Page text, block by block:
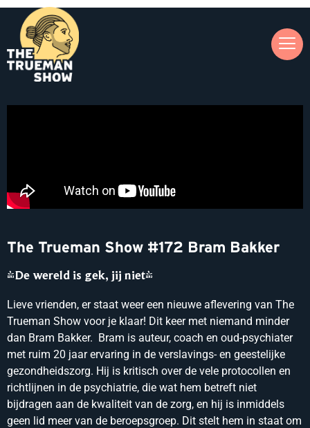
The Trueman Show #172 Bram Bakker
'De wereld is gek, jij niet'
Lieve vrienden, er staat weer een nieuwe aflevering van The
Trueman Show voor je klaar! Dit keer met niemand minder
dan Bram Bakker. Bram is auteur, coach en oud-psychiater
met ruim 20 jaar ervaring in de verslavings- en geestelijke
gezondheidszorg. Hij is kritisch over de vele protocollen en
richtlijnen in de psychiatrie, die wat hem betreft niet
bijdragen aan de kwaliteit van de zorg, en hij is inmiddels
geen lid meer van de beroepsgroep. Dit stelt hem in staat om